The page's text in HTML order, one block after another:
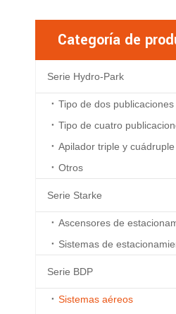
Categoría de
Serie Hydro-Park
Tipo de dos publicaciones
Tipo de cuatro
Apilador triple y cuádruple
Otros
Serie Starke
Ascensores de
Serie BDP
Sistemas aéreos